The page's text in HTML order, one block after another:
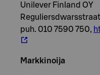
Unilever Finland OY
puh. 010 7590 750,
Markkinoija